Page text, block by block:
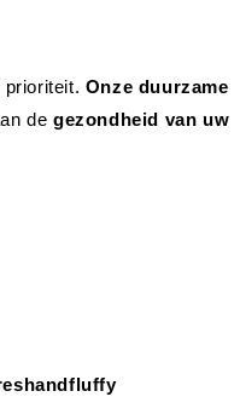
Onze duurzame
de gezondheid van uw